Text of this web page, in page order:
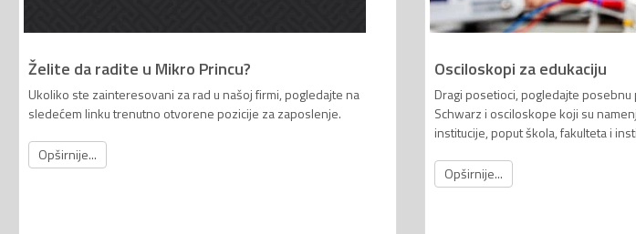
Želite da radite u Mikro Princu?
Ukoliko ste zainteresovani za rad u našoj firmi, pogledajte na
sledećem linku trenutno otvorene pozicije za zaposlenje.
Opširnije...
Osciloskopi za edukaciju
Dragi posetioci, pogledajte
Schwarz i osciloskope koji su
institucije, poput škola, fakulteta i
Opširnije...